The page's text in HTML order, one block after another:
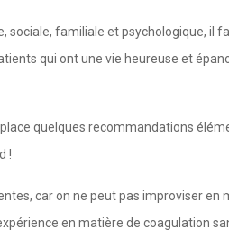
familiale et psychologique, il
qui ont une vie heureuse et
quelques recommandations
!
car on ne peut pas improviser
en matière de coagulation